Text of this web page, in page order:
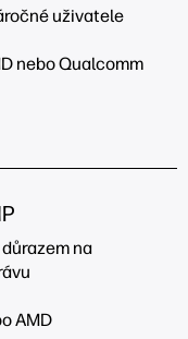
uživatele
nebo Qualcomm
na
AMD